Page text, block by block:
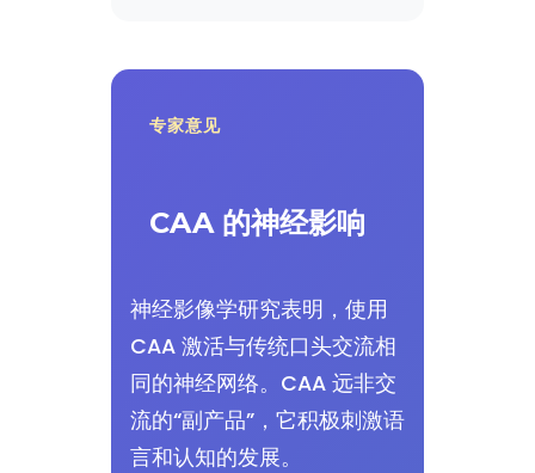
专家意见
CAA 的神经影响
神经影像学研究表明，使用
CAA 激活与传统口头交流相
同的神经网络。CAA 远非交
流的“副产品”，它积极刺激语
言和认知的发展。